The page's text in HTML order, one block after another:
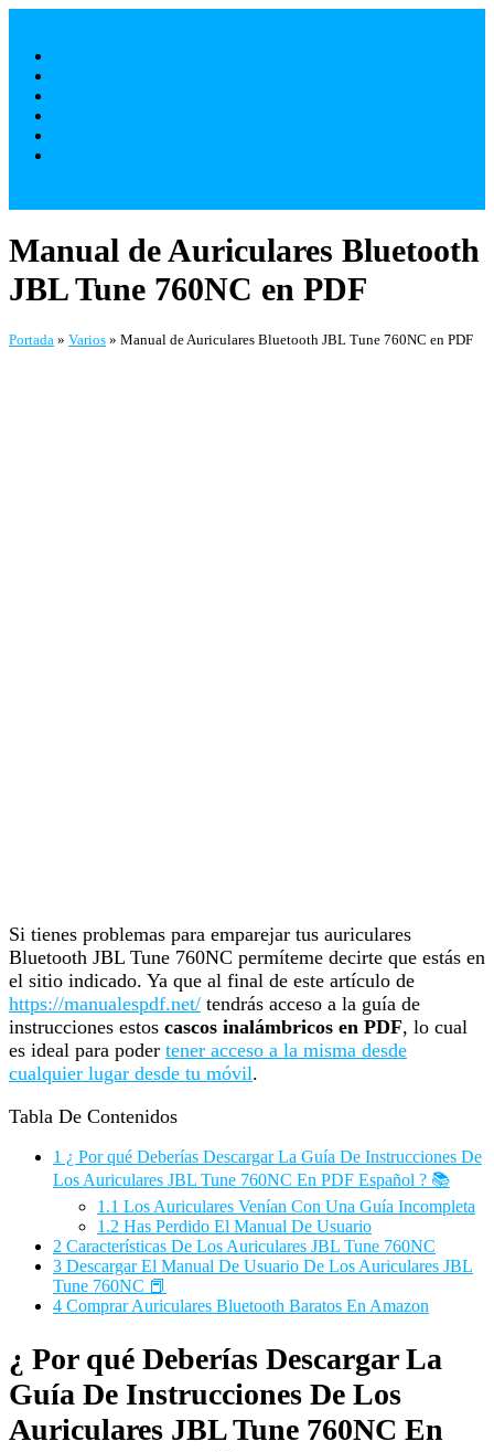
contenido
Manual de Auriculares Bluetooth
JBL Tune 760NC en PDF
Portada » Varios » Manual de Auriculares Bluetooth JBL Tune 760NC en PDF
Si tienes problemas para emparejar tus auriculares
Bluetooth JBL Tune 760NC permíteme decirte que estás en
el sitio indicado. Ya que al final de este artículo de
https://manualespdf.net/ tendrás acceso a la guía de
instrucciones estos cascos inalámbricos en PDF, lo cual
es ideal para poder tener acceso a la misma desde
cualquier lugar desde tu móvil.
Tabla De Contenidos
1 ¿ Por qué Deberías Descargar La Guía De Instrucciones De
Los Auriculares JBL Tune 760NC En PDF Español ? 📚
1.1 Los Auriculares Venían Con Una Guía Incompleta
1.2 Has Perdido El Manual De Usuario
2 Características De Los Auriculares JBL Tune 760NC
3 Descargar El Manual De Usuario De Los Auriculares JBL
Tune 760NC 📕
4 Comprar Auriculares Bluetooth Baratos En Amazon
¿ Por qué Deberías Descargar La
Guía De Instrucciones De Los
Auriculares JBL Tune 760NC En